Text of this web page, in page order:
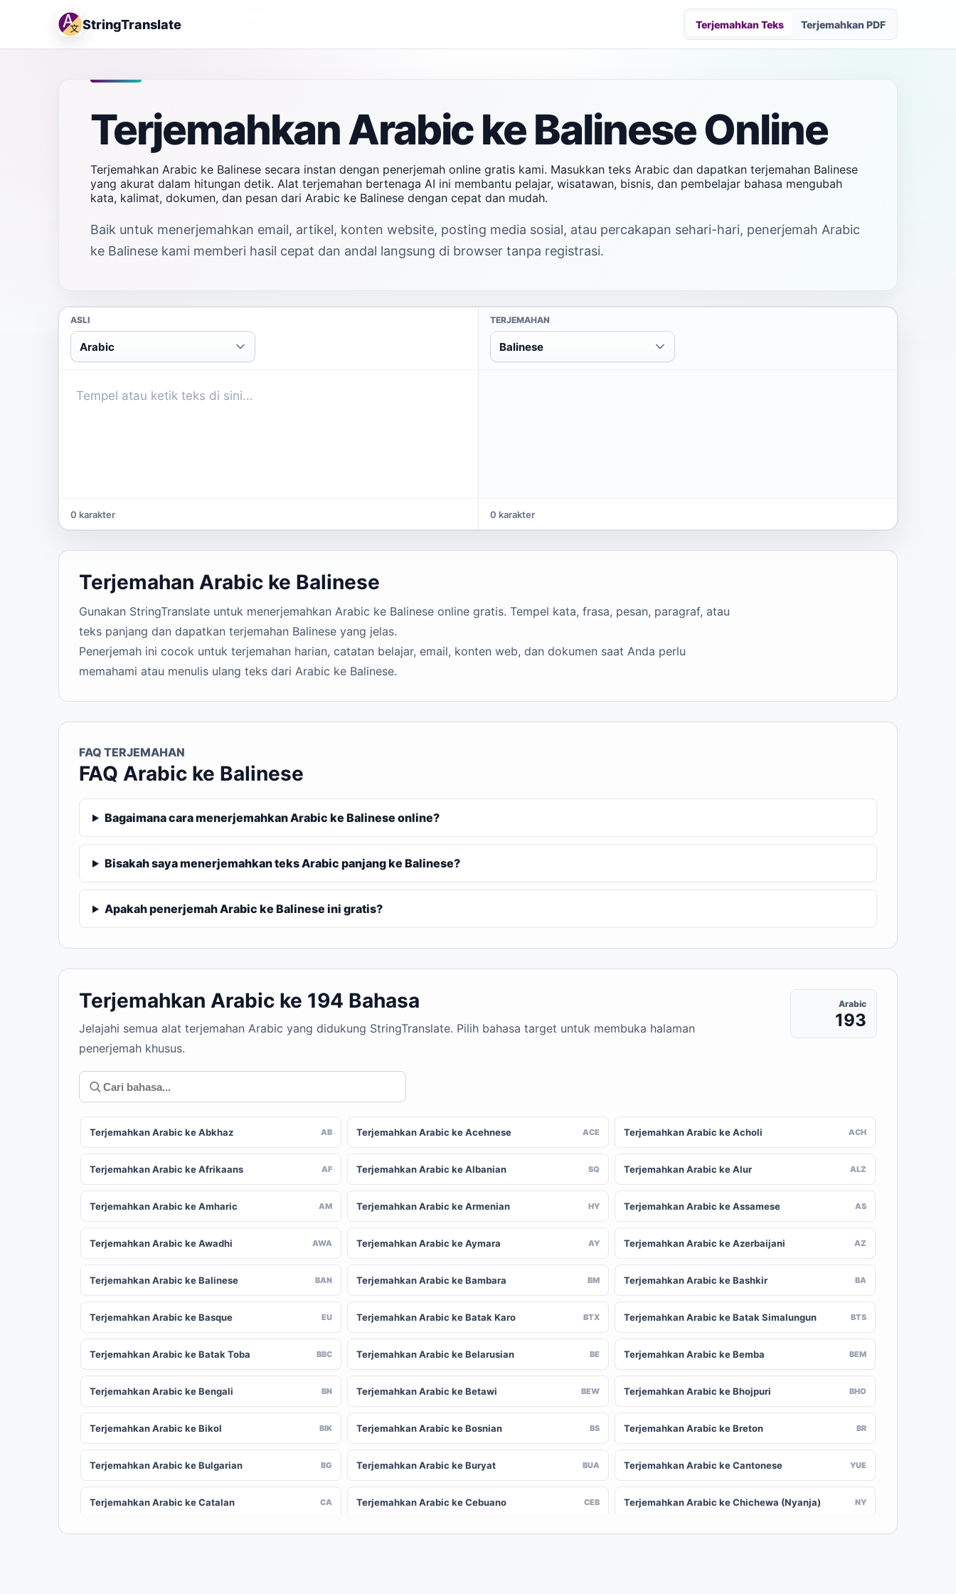
StringTranslate Terjemahkan Teks Terjemahkan PDF
Terjemahkan Arabic ke Balinese Online
Terjemahkan Arabic ke Balinese secara instan dengan penerjemah online gratis kami. Masukkan teks Arabic dan dapatkan terjemahan Balinese
yang akurat dalam hitungan detik. Alat terjemahan bertenaga AI ini membantu pelajar, wisatawan, bisnis, dan pembelajar bahasa mengubah
kata, kalimat, dokumen, dan pesan dari Arabic ke Balinese dengan cepat dan mudah.
Baik untuk menerjemahkan email, artikel, konten website, posting media sosial, atau percakapan sehari-hari, penerjemah Arabic
ke Balinese kami memberi hasil cepat dan andal langsung di browser tanpa registrasi.
ASLI
Arabic
0 karakter
TERJEMAHAN
Balinese
0 karakter
Terjemahan Arabic ke Balinese
Gunakan StringTranslate untuk menerjemahkan Arabic ke Balinese online gratis. Tempel kata, frasa, pesan, paragraf, atau
teks panjang dan dapatkan terjemahan Balinese yang jelas.
Penerjemah ini cocok untuk terjemahan harian, catatan belajar, email, konten web, dan dokumen saat Anda perlu
memahami atau menulis ulang teks dari Arabic ke Balinese.
FAQ TERJEMAHAN
FAQ Arabic ke Balinese
Bagaimana cara menerjemahkan Arabic ke Balinese online?
Bisakah saya menerjemahkan teks Arabic panjang ke Balinese?
Apakah penerjemah Arabic ke Balinese ini gratis?
Terjemahkan Arabic ke 194 Bahasa
Jelajahi semua alat terjemahan Arabic yang didukung StringTranslate. Pilih bahasa target untuk membuka halaman
penerjemah khusus.
Arabic
193
Terjemahkan Arabic ke Abkhaz AB Terjemahkan Arabic ke Acehnese ACE Terjemahkan Arabic ke Acholi ACH
Terjemahkan Arabic ke Afrikaans AF Terjemahkan Arabic ke Albanian SQ Terjemahkan Arabic ke Alur ALZ
Terjemahkan Arabic ke Amharic AM Terjemahkan Arabic ke Armenian HY Terjemahkan Arabic ke Assamese AS
Terjemahkan Arabic ke Awadhi AWA Terjemahkan Arabic ke Aymara AY Terjemahkan Arabic ke Azerbaijani AZ
Terjemahkan Arabic ke Balinese BAN Terjemahkan Arabic ke Bambara BM Terjemahkan Arabic ke Bashkir BA
Terjemahkan Arabic ke Basque EU Terjemahkan Arabic ke Batak Karo BTX Terjemahkan Arabic ke Batak Simalungun BTS
Terjemahkan Arabic ke Batak Toba BBC Terjemahkan Arabic ke Belarusian BE Terjemahkan Arabic ke Bemba BEM
Terjemahkan Arabic ke Bengali BN Terjemahkan Arabic ke Betawi BEW Terjemahkan Arabic ke Bhojpuri BHO
Terjemahkan Arabic ke Bikol BIK Terjemahkan Arabic ke Bosnian BS Terjemahkan Arabic ke Breton BR
Terjemahkan Arabic ke Bulgarian BG Terjemahkan Arabic ke Buryat BUA Terjemahkan Arabic ke Cantonese YUE
Terjemahkan Arabic ke Catalan CA Terjemahkan Arabic ke Cebuano CEB Terjemahkan Arabic ke Chichewa (Nyanja) NY